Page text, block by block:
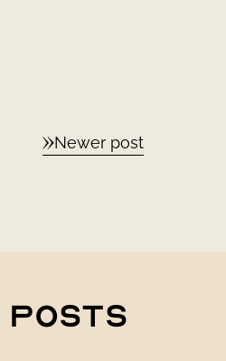
Newer post
Posts